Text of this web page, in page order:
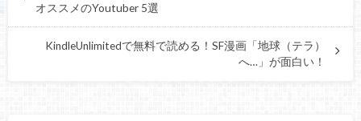
オススメのYoutuber 5選
KindleUnlimitedで無料で読める！SF漫画「地球（テラ）
へ…」が面白い！